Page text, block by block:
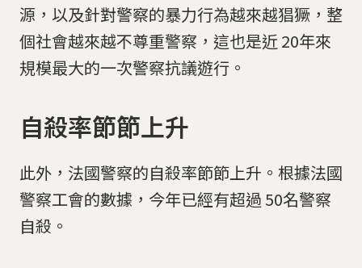
源，以及針對警察的暴力行為越來越猖獗，整
個社會越來越不尊重警察，這也是近 20年來
規模最大的一次警察抗議遊行。
自殺率節節上升
此外，法國警察的自殺率節節上升。根據法國
警察工會的數據，今年已經有超過 50名警察
自殺。